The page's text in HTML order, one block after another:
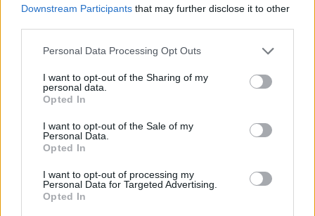
Downstream Participants that may further disclose it to other
Personal Data Processing Opt Outs
I want to opt-out of the Sharing of my
personal data.
Opted In
I want to opt-out of the Sale of my
Personal Data.
Opted In
I want to opt-out of processing my
Personal Data for Targeted Advertising.
Opted In